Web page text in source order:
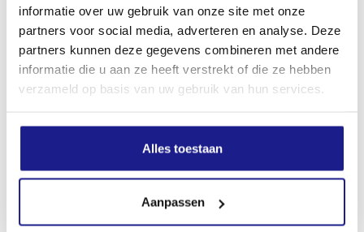
informatie over uw gebruik van onze site met onze
partners voor social media, adverteren en analyse. Deze
partners kunnen deze gegevens combineren met andere
informatie die u aan ze heeft verstrekt of die ze hebben
verzameld op basis van uw gebruik van hun services.
Alles toestaan
Aanpassen
Max. sneden per acculading AS 2
140